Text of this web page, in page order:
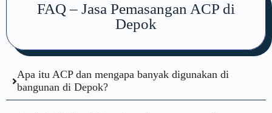
FAQ – Jasa Pemasangan ACP di
Depok
Apa itu ACP dan mengapa banyak digunakan di
bangunan di Depok?